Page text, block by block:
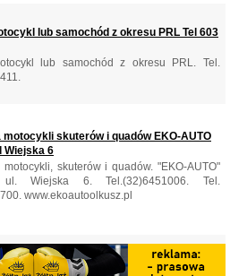
lub samochód z okresu PRL Tel 603
lub samochód z okresu PRL. Tel.
motocykli skuterów i quadów EKO-AUTO
Wiejska 6
motocykli, skuterów i quadów. "EKO-AUTO"
ul. Wiejska 6. Tel.(32)6451006. Tel.
www.ekoautoolkusz.pl